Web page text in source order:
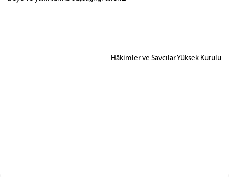
Hâkimler ve Savcılar Yüksek Kurulu